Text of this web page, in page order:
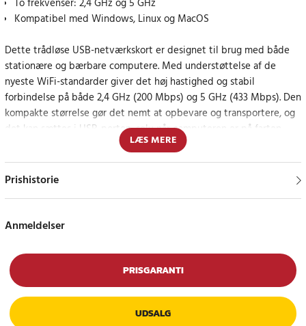
To frekvenser: 2,4 GHz og 5 GHz
Kompatibel med Windows, Linux og MacOS
Dette trådløse USB-netværkskort er designet til brug med både
stationære og bærbare computere. Med understøttelse af de
nyeste WiFi-standarder giver det høj hastighed og stabil
forbindelse på både 2,4 GHz (200 Mbps) og 5 GHz (433 Mbps). Den
kompakte størrelse gør det nemt at opbevare og transportere, og
det kan sættes i USB-porten, selv når computeren er på farten.
Pålidelig forbindelse og høj sikkerhed
sikkerhed. Den indbyggede LED-indikator viser netværkskortets
Specifikation
- Udgang: USB 2.0
- LED-indikator
- Kompatibilitet: Windows / Linux / MacOS
LÆS MERE
Prishistorie
Anmeldelser
PRISGARANTI
UDSALG